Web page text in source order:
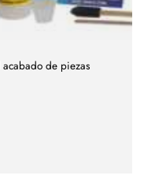
acabado de piezas